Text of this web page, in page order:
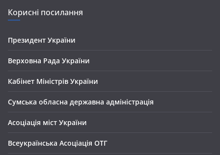
Корисні посилання
Президент України
Верховна Рада України
Кабінет Міністрів України
Сумська обласна державна адміністрація
Асоціація міст України
Всеукраїнська Асоціація ОТГ